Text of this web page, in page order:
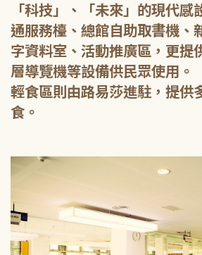
「科技」、「未來」的現代感
通服務檯、總館自助取書機、
字資料室、活動推廣區，更提
層導覽機等設備供民眾使用。
輕食區則由路易莎進駐，提供
食。